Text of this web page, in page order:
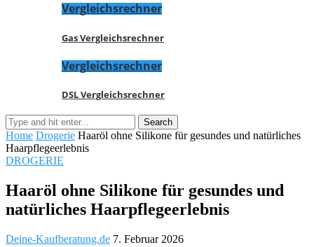
Vergleichsrechner
Gas Vergleichsrechner
Vergleichsrechner
DSL Vergleichsrechner
Home Drogerie Haaröl ohne Silikone für gesundes und natürliches
Haarpflegeerlebnis
DROGERIE
Haaröl ohne Silikone für gesundes und
natürliches Haarpflegeerlebnis
Deine-Kaufberatung.de 7. Februar 2026